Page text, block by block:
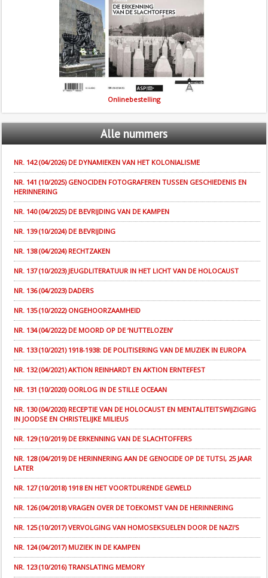
Onlinebestelling
Allenummers
NR. 142 (04/2026) DE DYNAMIEKEN VAN HET KOLONIALISME
NR. 141 (10/2025) GENOCIDEN FOTOGRAFEREN TUSSEN GESCHIEDENIS EN
HERINNERING
NR. 140 (04/2025) DE BEVRIJDING VAN DE KAMPEN
NR. 139 (10/2024) DE BEVRIJDING
NR. 138 (04/2024) RECHTZAKEN
NR. 137 (10/2023) JEUGDLITERATUUR IN HET LICHT VAN DE HOLOCAUST
NR. 136 (04/2023) DADERS
NR. 135 (10/2022) ONGEHOORZAAMHEID
NR. 134 (04/2022) DE MOORD OP DE ‘NUTTELOZEN’
NR. 133 (10/2021) 1918-1938: DE POLITISERING VAN DE MUZIEK IN EUROPA
NR. 132 (04/2021) AKTION REINHARDT EN AKTION ERNTEFEST
NR. 131 (10/2020) OORLOG IN DE STILLE OCEAAN
NR. 130 (04/2020) RECEPTIE VAN DE HOLOCAUST EN MENTALITEITSWIJZIGING
IN JOODSE EN CHRISTELIJKE MILIEUS
NR. 129 (10/2019) DE ERKENNING VAN DE SLACHTOFFERS
NR. 128 (04/2019) DE HERINNERING AAN DE GENOCIDE OP DE TUTSI, 25 JAAR
LATER
NR. 127 (10/2018) 1918 EN HET VOORTDURENDE GEWELD
NR. 126 (04/2018) VRAGEN OVER DE TOEKOMST VAN DE HERINNERING
NR. 125 (10/2017) VERVOLGING VAN HOMOSEKSUELEN DOOR DE NAZI'S
NR. 124 (04/2017) MUZIEK IN DE KAMPEN
NR. 123 (10/2016) TRANSLATING MEMORY